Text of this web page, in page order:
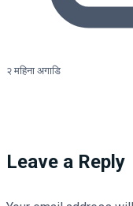
२ महिना अगाडि
Leave a Reply